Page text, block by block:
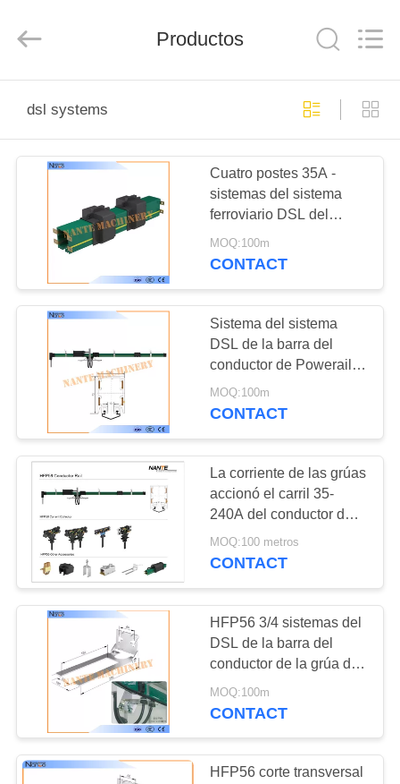
PRODUCTOS
SOBRE
NOSOTROS
VISITA
FÁBRICA
CONTROL
DE
CALIDAD
CONTÁCTENOS
SOLICITAR
COTIZACIÓN
COMPANY
NEWS
Eqiupment
Co.,Ltd..
Reserved.
Productos
dsl systems
Cuatro postes 35A -
sistemas del sistema
ferroviario DSL del
conductor 240A con la
vivienda del PVC
MOQ:100m
CONTACT
Sistema del sistema
DSL de la barra del
conductor de Powerail
de la barra de
distribución para las
MOQ:100m
CONTACT
La corriente de las grúas
accionó el carril 35-
240A del conductor de
los sistemas de HFP56
Dsl con los accesorios
MOQ:100 metros
CONTACT
HFP56 3/4 sistemas del
DSL de la barra del
conductor de la grúa de
poste con la vivienda del
PVC
MOQ:100m
CONTACT
HFP56 corte transversal